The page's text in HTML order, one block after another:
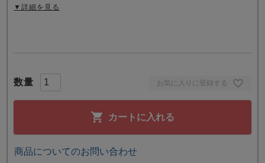
お気に入りに登録する
カートに入れる
▼詳細を見る
商品についてのお問い合わせ